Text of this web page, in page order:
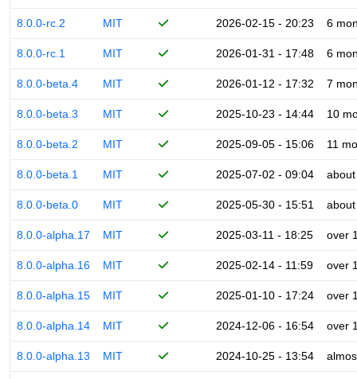
8.0.0-rc.2 MIT 2026-02-15 - 20:23 6
8.0.0-rc.1 MIT 2026-01-31 - 17:48 6
8.0.0-beta.4 MIT 2026-01-12 - 17:32 7
8.0.0-beta.3 MIT 2025-10-23 - 14:44 10
8.0.0-beta.2 MIT 2025-09-05 - 15:06 11
8.0.0-beta.1 MIT 2025-07-02 - 09:04
8.0.0-beta.0 MIT 2025-05-30 - 15:51
8.0.0-alpha.17 MIT 2025-03-11 - 18:25 over
8.0.0-alpha.16 MIT 2025-02-14 - 11:59 over
8.0.0-alpha.15 MIT 2025-01-10 - 17:24 over
8.0.0-alpha.14 MIT 2024-12-06 - 16:54 over
8.0.0-alpha.13 MIT 2024-10-25 - 13:54